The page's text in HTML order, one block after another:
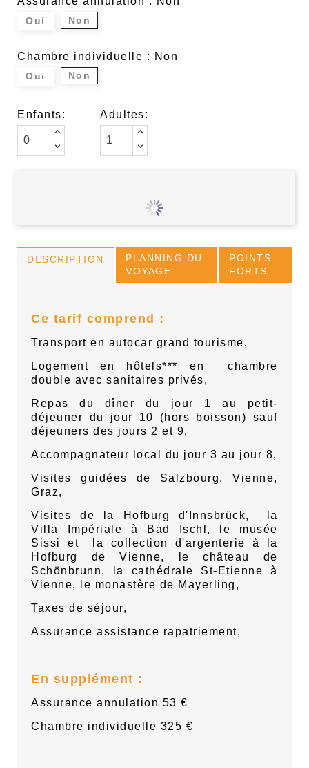
Oui Non
Chambre individuelle : Non
Oui Non
Enfants: Adultes:
DESCRIPTION
PLANNING DU
VOYAGE
POINTS
FORTS
Ce tarif comprend :
Transport en autocar grand tourisme,
Logement en hôtels*** en
chambre
double avec sanitaires privés,
Repas du dîner du jour 1 au petit-
déjeuner du jour 10 (hors boisson) sauf
déjeuners des jours 2 et 9,
Accompagnateur local du jour 3 au jour 8,
Visites guidées de Salzbourg, Vienne,
Graz,
Visites de la Hofburg d'Innsbrück,
la
Villa Impériale à Bad Ischl, le musée
Sissi et
la collection d'argenterie à la
Hofburg de Vienne, le château de
Schönbrunn, la cathédrale St-Etienne à
Vienne, le monastère de Mayerling,
Taxes de séjour,
Assurance assistance rapatriement,
En supplément :
Assurance annulation 53 €
Chambre individuelle 325 €